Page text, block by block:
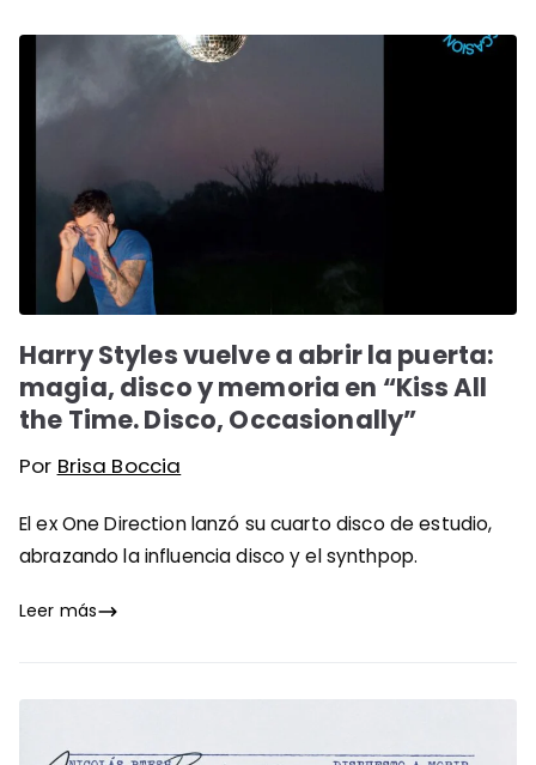
Harry Styles vuelve a abrir la puerta:
magia, disco y memoria en “Kiss All
the Time. Disco, Occasionally”
Por Brisa Boccia
El ex One Direction lanzó su cuarto disco de estudio,
abrazando la influencia disco y el synthpop.
Leer más